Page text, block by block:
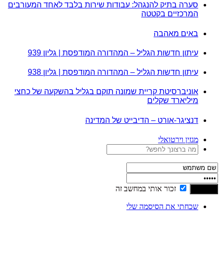
סערה בתיק להנגהל: עבודות שירות בלבד לאחד המעורבים
המרכזיים בקטטה
באים מאהבה
עיתון חדשות הגליל – המהדורה המודפסת | גליון 939
עיתון חדשות הגליל – המהדורה המודפסת | גליון 938
אוניברסיטת קריית שמונה תוקם בגליל בהשקעה של כחצי
מיליארד שקלים
דנציגר-אורט – הדיבייט של המדינה
מגזין וירטואלי
זכור אותי במחשב זה
שכחתי את הסיסמה שלי